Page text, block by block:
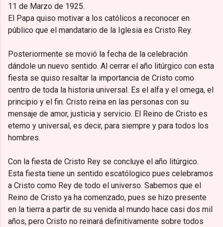
11 de Marzo de 1925.
El Papa quiso motivar a los católicos a reconocer en
público que el mandatario de la Iglesia es Cristo Rey.
Posteriormente se movió la fecha de la celebración
dándole un nuevo sentido. Al cerrar el año litúrgico con esta
fiesta se quiso resaltar la importancia de Cristo como
centro de toda la historia universal. Es el alfa y el omega, el
principio y el fin. Cristo reina en las personas con su
mensaje de amor, justicia y servicio. El Reino de Cristo es
eterno y universal, es decir, para siempre y para todos los
hombres.
Con la fiesta de Cristo Rey se concluye el año litúrgico.
Esta fiesta tiene un sentido escatólogico pues celebramos
a Cristo como Rey de todo el universo. Sabemos que el
Reino de Cristo ya ha comenzado, pues se hizo presente
en la tierra a partir de su venida al mundo hace casi dos mil
años, pero Cristo no reinará definitivamente sobre todos